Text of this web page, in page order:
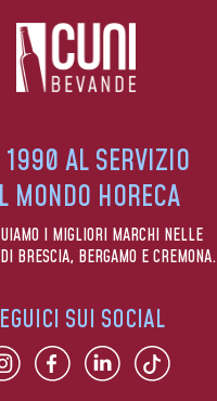
1990 AL SERVIZIO
MONDO HORECA
I MIGLIORI MARCHI NELLE
BRESCIA, BERGAMO E CREMONA.
SUI SOCIAL